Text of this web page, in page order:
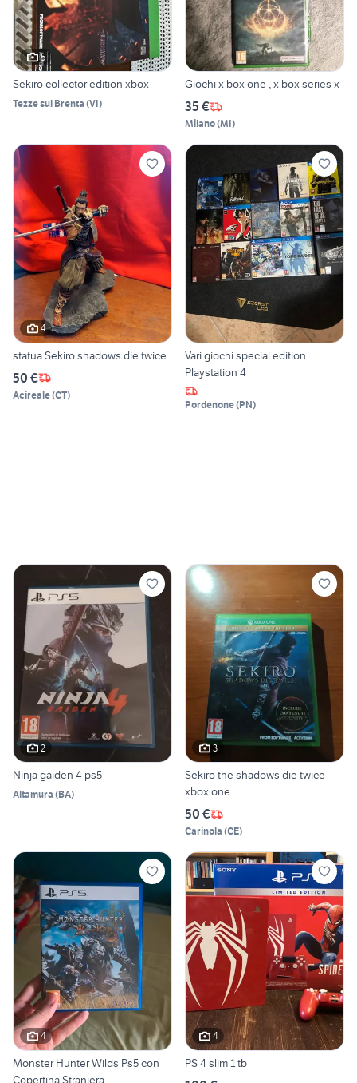
5
Sekiro collector edition xbox
Tezze sul Brenta (VI)
Giochi x box one , x box series x
35 €
Milano(MI)
4
statua Sekiro shadows die twice
50 €
Acireale(CT)
Vari giochi special edition
Playstation 4
Pordenone(PN)
2
Ninja gaiden 4 ps5
Altamura (BA)
3
Sekiro the shadows die twice
xbox one
50 €
Carinola (CE)
4
Monster Hunter Wilds Ps5 con
Copertina Straniera
4
PS 4 slim 1 tb